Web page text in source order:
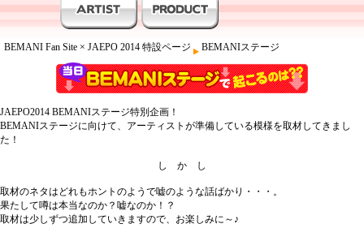
BEMANI Fan Site × JAEPO 2014 特設ページ BEMANIステージ
JAEPO2014 BEMANIステージ特別企画！
BEMANIステージに向けて、アーティストが準備している模様を取材してきまし
た！
し か し
取材のネタはどれもホントのようで嘘のような話ばかり・・・。
果たして噂は本当なのか？嘘なのか！？
取材は少しずつ追加していきますので、お楽しみに～♪